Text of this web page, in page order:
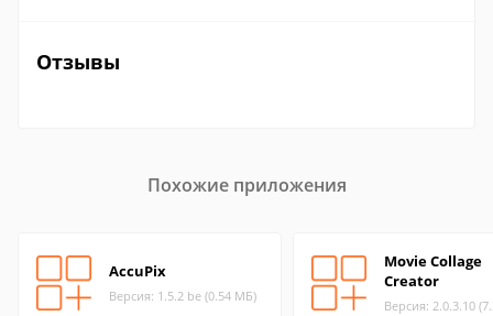
Отзывы
Похожие приложения
AccuPix
Версия: 1.5.2 be (0.54 МБ)
Movie Collage
Creator
Версия: 2.0.3.10